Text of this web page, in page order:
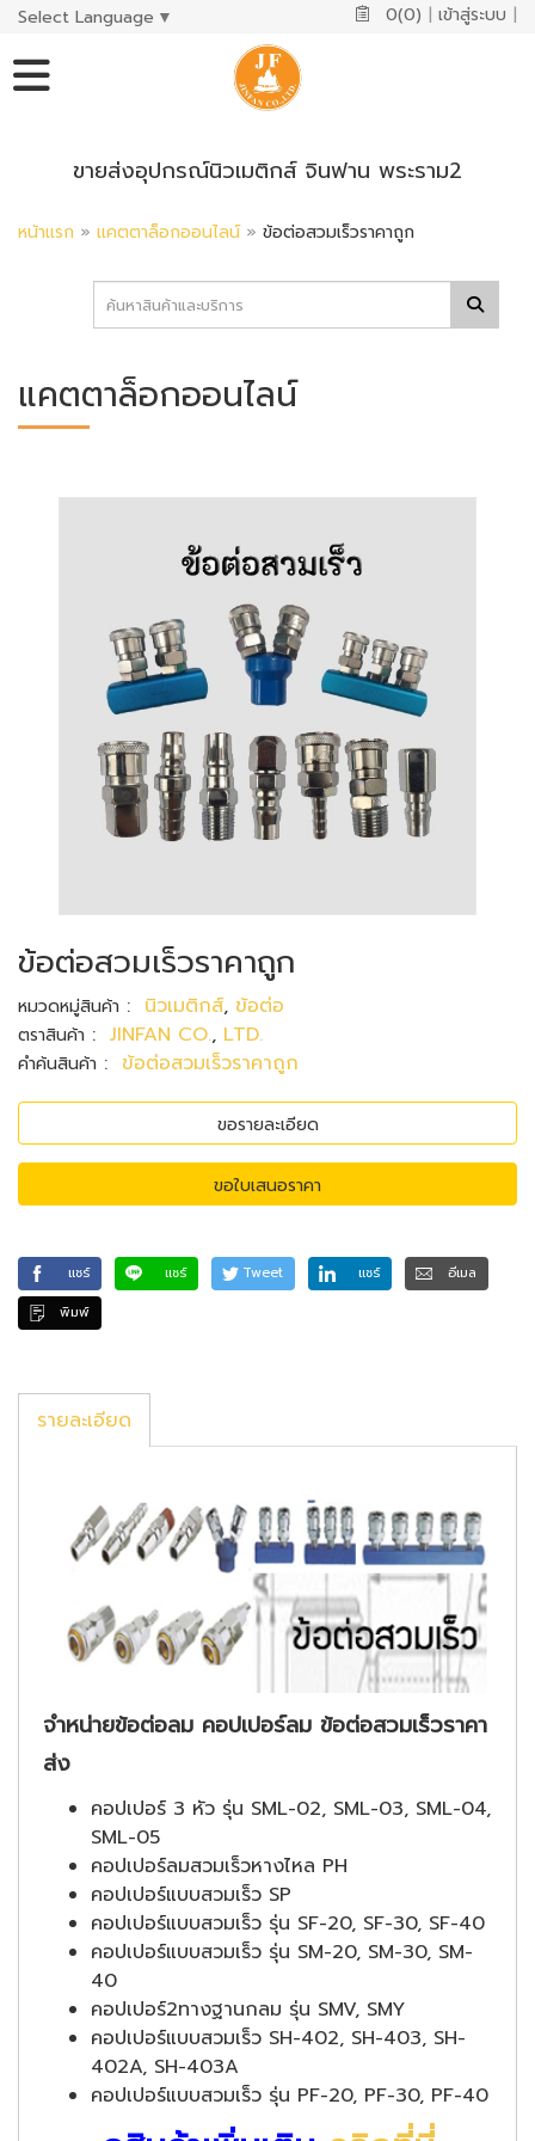
Select Language ▼ 0(0) | เข้าสู่ระบบ |
ขายส่งอุปกรณ์นิวเมติกส์ จินฟาน พระราม2
หน้าแรก » แคตตาล็อกออนไลน์ » ข้อต่อสวมเร็วราคาถูก
แคตตาล็อกออนไลน์
ข้อต่อสวมเร็วราคาถูก
หมวดหมู่สินค้า : นิวเมติกส์, ข้อต่อ
ตราสินค้า : JINFAN CO., LTD.
คำค้นสินค้า : ข้อต่อสวมเร็วราคาถูก
ขอรายละเอียด
ขอใบเสนอราคา
แชร์ แชร์ Tweet แชร์
อีเมล
พิมพ์
รายละเอียด
จำหน่ายข้อต่อลม คอปเปอร์ลม ข้อต่อสวมเร็วราคา
ส่ง
คอปเปอร์ 3 หัว รุ่น SML-02, SML-03, SML-04,
SML-05
คอปเปอร์ลมสวมเร็วหางไหล PH
คอปเปอร์แบบสวมเร็ว SP
คอปเปอร์แบบสวมเร็ว รุ่น SF-20, SF-30, SF-40
คอปเปอร์แบบสวมเร็ว รุ่น SM-20, SM-30, SM-
40
คอปเปอร์2ทางฐานกลม รุ่น SMV, SMY
คอปเปอร์แบบสวมเร็ว SH-402, SH-403, SH-
402A, SH-403A
คอปเปอร์แบบสวมเร็ว รุ่น PF-20, PF-30, PF-40